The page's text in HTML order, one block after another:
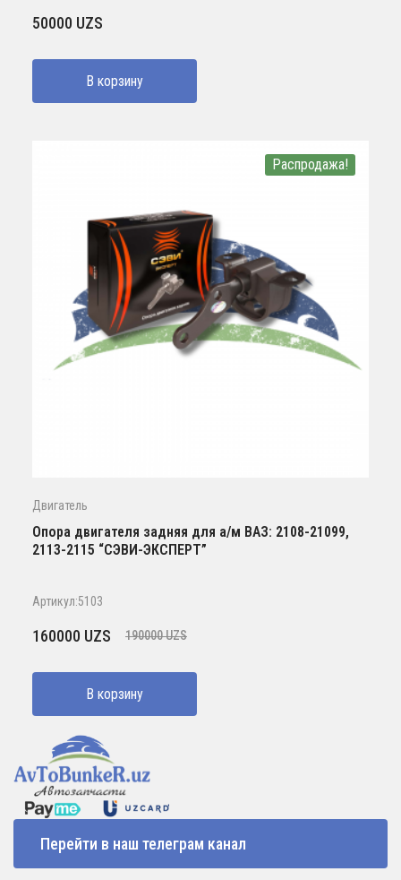
50000 UZS
В корзину
Распродажа!
Двигатель
Опора двигателя задняя для а/м ВАЗ: 2108-21099,
2113-2115 “СЭВИ-ЭКСПЕРТ”
Артикул:5103
190000UZS
Первоначальная
составляла
190000 UZS.
160000 UZS
Текущая
160000 UZS.
В корзину
Перейти в наш телеграм канал